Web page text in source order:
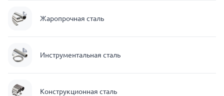
Жаропрочная сталь
Инструментальная сталь
Конструкционная сталь